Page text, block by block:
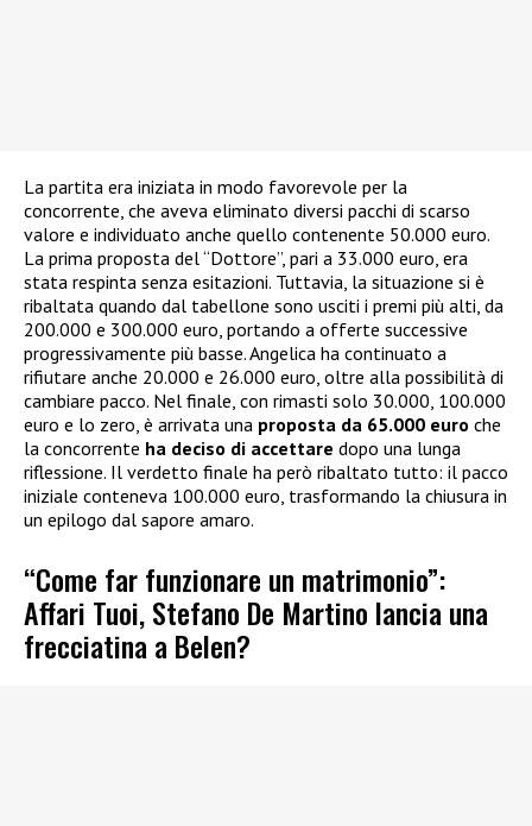
La partita era iniziata in modo favorevole per la
concorrente, che aveva eliminato diversi pacchi di scarso
valore e individuato anche quello contenente 50.000 euro.
La prima proposta del “Dottore”, pari a 33.000 euro, era
stata respinta senza esitazioni. Tuttavia, la situazione si è
ribaltata quando dal tabellone sono usciti i premi più alti, da
200.000 e 300.000 euro, portando a offerte successive
progressivamente più basse. Angelica ha continuato a
rifiutare anche 20.000 e 26.000 euro, oltre alla possibilità di
cambiare pacco. Nel finale, con rimasti solo 30.000, 100.000
euro e lo zero, è arrivata una proposta da 65.000 euro che
la concorrente ha deciso di accettare dopo una lunga
riflessione. Il verdetto finale ha però ribaltato tutto: il pacco
iniziale conteneva 100.000 euro, trasformando la chiusura in
un epilogo dal sapore amaro.
“Come far funzionare un matrimonio”:
Affari Tuoi, Stefano De Martino lancia una
frecciatina a Belen?